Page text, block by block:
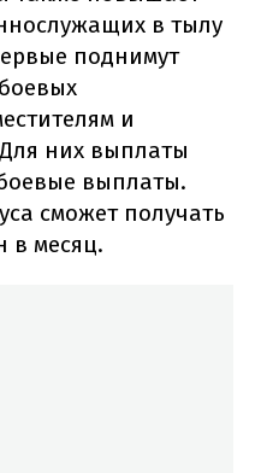
в тылу
поднимут
и
них выплаты
выплаты.
сможет получать
в месяц.